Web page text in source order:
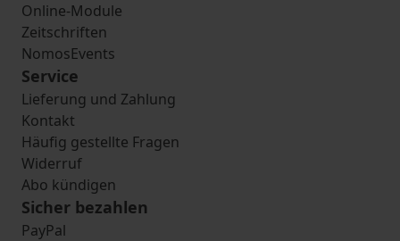
Online-Module
Zeitschriften
NomosEvents
Service
Lieferung und Zahlung
Kontakt
Häufig gestellte Fragen
Widerruf
Abo kündigen
Sicher bezahlen
PayPal